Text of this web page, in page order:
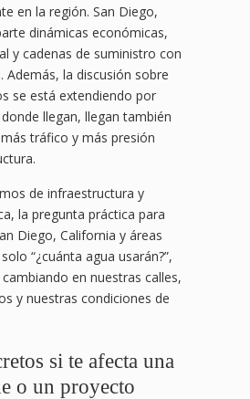
en la región. San Diego,
dinámicas económicas,
y cadenas de suministro con
Además, la discusión sobre
se está extendiendo por
llegan, llegan también
tráfico y más presión
de infraestructura y
la pregunta práctica para
Diego, California y áreas
“¿cuánta agua usarán?”,
cambiando en nuestras calles,
y nuestras condiciones de
si te afecta una
o un proyecto